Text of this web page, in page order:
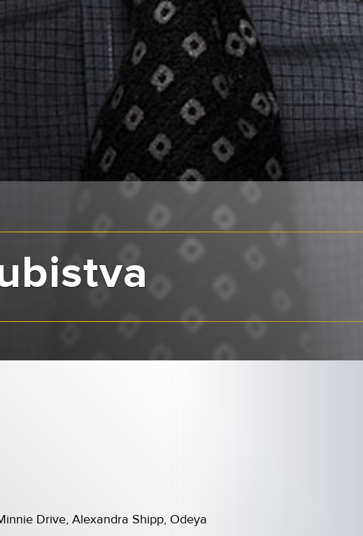
Drive, Alexandra Shipp, Odeya